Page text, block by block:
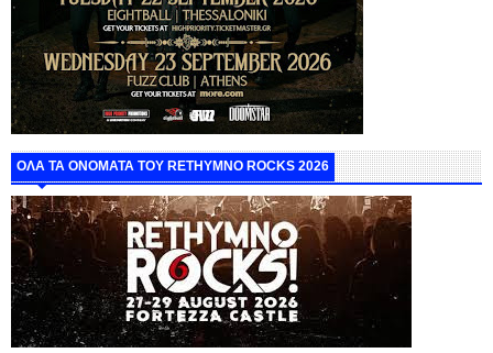
ΟΛΑ ΤΑ ΟΝΟΜΑΤΑ ΤΟΥ RETHYMNO ROCKS 2026